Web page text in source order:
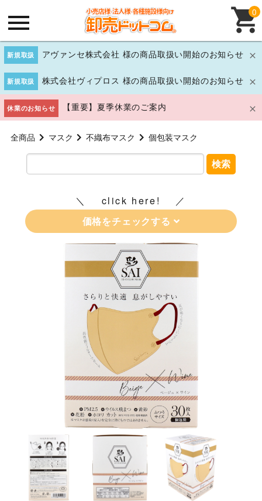
新規取扱 アヴァンセ株式会社 様の商品取扱い開始のお知らせ
新規取扱 株式会社ヴィプロス 様の商品取扱い開始のお知らせ
休業のお知らせ 【重要】夏季休業のご案内
0
全商品 マスク 不織布マスク 個包装マスク
検索
click here!
価格をチェックする